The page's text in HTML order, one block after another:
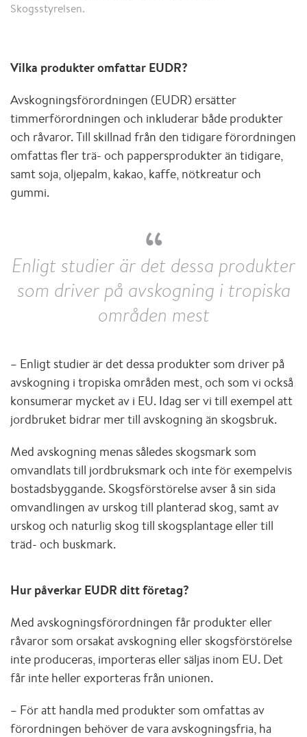
Skogsstyrelsen.
Vilka produkter omfattar EUDR?
Avskogningsförordningen (EUDR) ersätter
timmerförordningen och inkluderar både produkter
och råvaror. Till skillnad från den tidigare förordningen
omfattas fler trä- och pappersprodukter än tidigare,
samt soja, oljepalm, kakao, kaffe, nötkreatur och
gummi.
Enligt studier är det dessa produkter
som driver på avskogning i tropiska
områden mest
– Enligt studier är det dessa produkter som driver på
avskogning i tropiska områden mest, och som vi också
konsumerar mycket av i EU. Idag ser vi till exempel att
jordbruket bidrar mer till avskogning än skogsbruk.
Med avskogning menas således skogsmark som
omvandlats till jordbruksmark och inte för exempelvis
bostadsbyggande. Skogsförstörelse avser å sin sida
omvandlingen av urskog till planterad skog, samt av
urskog och naturlig skog till skogsplantage eller till
träd- och buskmark.
Hur påverkar EUDR ditt företag?
Med avskogningsförordningen får produkter eller
råvaror som orsakat avskogning eller skogsförstörelse
inte produceras, importeras eller säljas inom EU. Det
får inte heller exporteras från unionen.
– För att handla med produkter som omfattas av
förordningen behöver de vara avskogningsfria, ha